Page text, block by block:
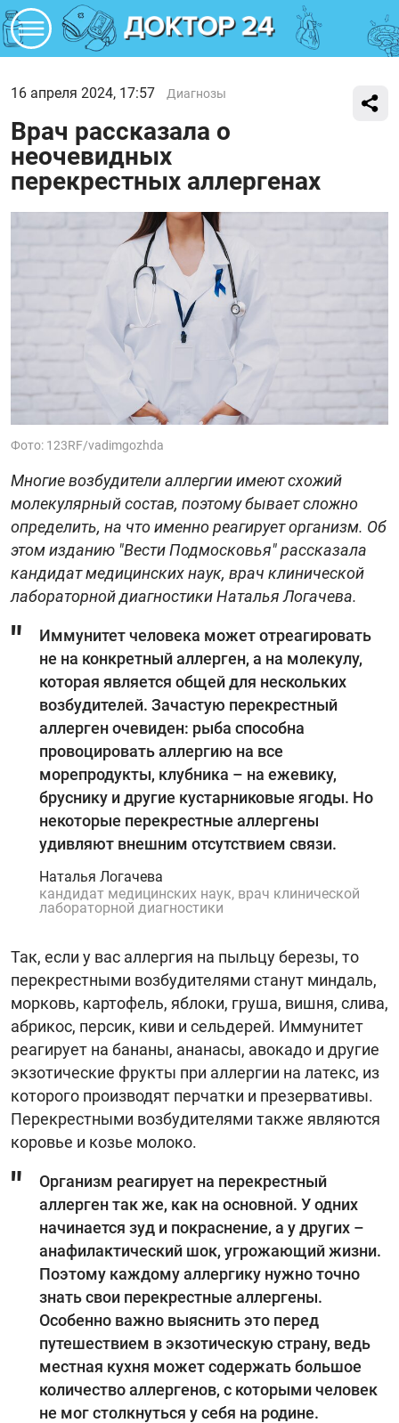
16 апреля 2024, 17:57 Диагнозы
Врач рассказала о
неочевидных
перекрестных аллергенах
Фото: 123RF/vadimgozhda
Многие возбудители аллергии имеют схожий
молекулярный состав, поэтому бывает сложно
определить, на что именно реагирует организм. Об
этом изданию "Вести Подмосковья" рассказала
кандидат медицинских наук, врач клинической
лабораторной диагностики Наталья Логачева.
Иммунитет человека может отреагировать
не на конкретный аллерген, а на молекулу,
которая является общей для нескольких
возбудителей. Зачастую перекрестный
аллерген очевиден: рыба способна
провоцировать аллергию на все
морепродукты, клубника – на ежевику,
бруснику и другие кустарниковые ягоды. Но
некоторые перекрестные аллергены
удивляют внешним отсутствием связи.
Наталья Логачева
кандидат медицинских наук, врач клинической
лабораторной диагностики
Так, если у вас аллергия на пыльцу березы, то
перекрестными возбудителями станут миндаль,
морковь, картофель, яблоки, груша, вишня, слива,
абрикос, персик, киви и сельдерей. Иммунитет
реагирует на бананы, ананасы, авокадо и другие
экзотические фрукты при аллергии на латекс, из
которого производят перчатки и презервативы.
Перекрестными возбудителями также являются
коровье и козье молоко.
Организм реагирует на перекрестный
аллерген так же, как на основной. У одних
начинается зуд и покраснение, а у других –
анафилактический шок, угрожающий жизни.
Поэтому каждому аллергику нужно точно
знать свои перекрестные аллергены.
Особенно важно выяснить это перед
путешествием в экзотическую страну, ведь
местная кухня может содержать большое
количество аллергенов, с которыми человек
не мог столкнуться у себя на родине.